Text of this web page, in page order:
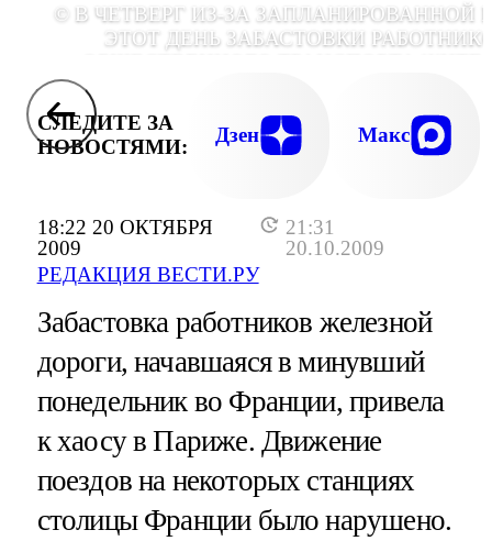
18:22 20 ОКТЯБРЯ
2009
21:31
20.10.2009
РЕДАКЦИЯ ВЕСТИ.РУ
© В ЧЕТВЕРГ ИЗ-ЗА ЗАПЛАНИРОВАННОЙ
ЭТОТ ДЕНЬ ЗАБАСТОВКИ
СЛЕДИТЕ ЗА
НОВОСТЯМИ:
Дзен Макс
Забастовка работников железной
дороги, начавшаяся в минувший
понедельник во Франции, привела
к хаосу в Париже. Движение
поездов на некоторых станциях
столицы Франции было нарушено.